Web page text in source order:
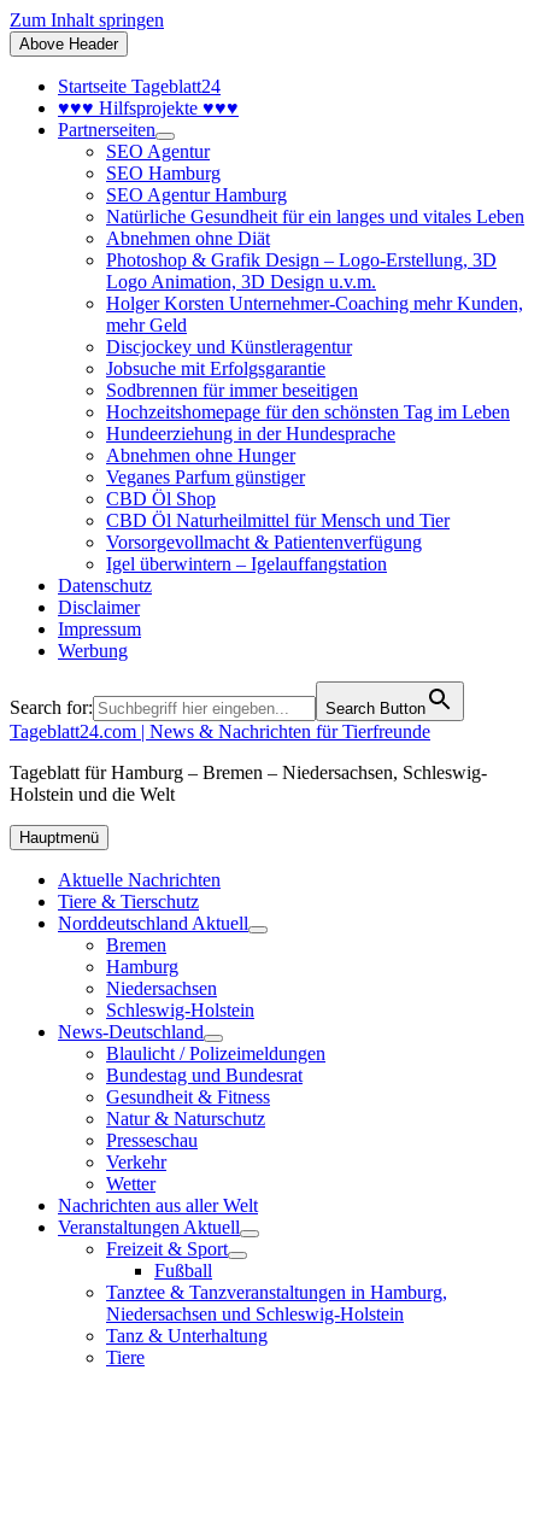
Zum Inhalt springen
Above Header
Startseite Tageblatt24
♥♥♥ Hilfsprojekte ♥♥♥
Partnerseiten
SEO Agentur
SEO Hamburg
SEO Agentur Hamburg
Natürliche Gesundheit für ein langes und vitales Leben
Abnehmen ohne Diät
Photoshop & Grafik Design – Logo-Erstellung, 3D
Logo Animation, 3D Design u.v.m.
Holger Korsten Unternehmer-Coaching mehr Kunden,
mehr Geld
Discjockey und Künstleragentur
Jobsuche mit Erfolgsgarantie
Sodbrennen für immer beseitigen
Hochzeitshomepage für den schönsten Tag im Leben
Hundeerziehung in der Hundesprache
Abnehmen ohne Hunger
Veganes Parfum günstiger
CBD Öl Shop
CBD Öl Naturheilmittel für Mensch und Tier
Vorsorgevollmacht & Patientenverfügung
Igel überwintern – Igelauffangstation
Datenschutz
Disclaimer
Impressum
Werbung
Search for: Search Button
Tageblatt24.com | News & Nachrichten für Tierfreunde
Tageblatt für Hamburg – Bremen – Niedersachsen, Schleswig-
Holstein und die Welt
Hauptmenü
Aktuelle Nachrichten
Tiere & Tierschutz
Norddeutschland Aktuell
Bremen
Hamburg
Niedersachsen
Schleswig-Holstein
News-Deutschland
Blaulicht / Polizeimeldungen
Bundestag und Bundesrat
Gesundheit & Fitness
Natur & Naturschutz
Presseschau
Verkehr
Wetter
Nachrichten aus aller Welt
Veranstaltungen Aktuell
Freizeit & Sport
Fußball
Tanztee & Tanzveranstaltungen in Hamburg,
Niedersachsen und Schleswig-Holstein
Tanz & Unterhaltung
Tiere